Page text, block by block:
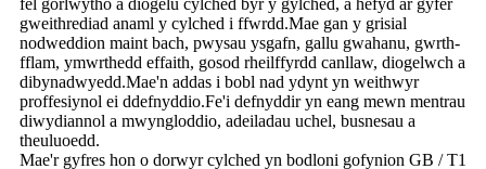
fel gorlwytho a diogelu cylched byr y gylched, a hefyd ar gyfer
gweithrediad anaml y cylched i ffwrdd.Mae gan y grisial
nodweddion maint bach, pwysau ysgafn, gallu gwahanu, gwrth-
fflam, ymwrthedd effaith, gosod rheilffyrdd canllaw, diogelwch a
dibynadwyedd.Mae'n addas i bobl nad ydynt yn weithwyr
proffesiynol ei ddefnyddio.Fe'i defnyddir yn eang mewn mentrau
diwydiannol a mwyngloddio, adeiladau uchel, busnesau a
theuluoedd.
Mae'r gyfres hon o dorwyr cylched yn bodloni gofynion GB / T1